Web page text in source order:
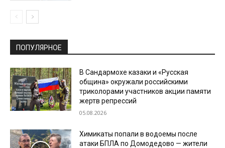
ПОПУЛЯРНОЕ
В Сандармохе казаки и «Русская
община» окружали российскими
триколорами участников акции памяти
жертв репрессий
05.08.2026
Химикаты попали в водоемы после
атаки БПЛА по Домодедово — жители